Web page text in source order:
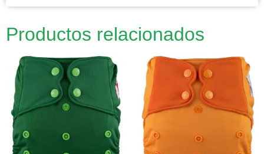
Productos relacionados